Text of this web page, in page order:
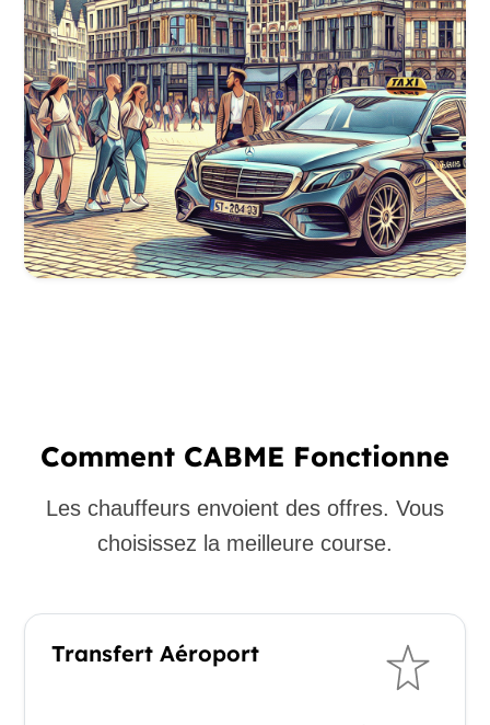
Comment CABME Fonctionne
Les chauffeurs envoient des offres. Vous
choisissez la meilleure course.
Transfert Aéroport